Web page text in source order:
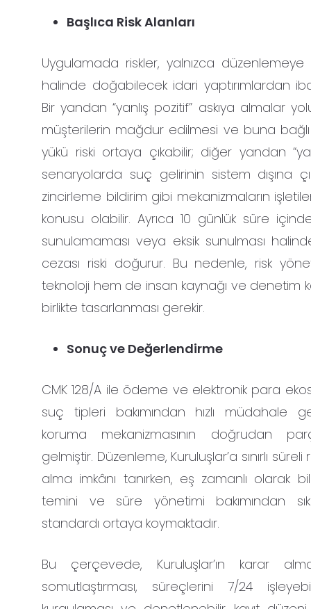
Başlıca Risk Alanları
Uygulamada riskler, yalnızca düzenlemeye
halinde doğabilecek idari yaptırımlardan
Bir yandan “yanlış pozitif” askıya almalar
müşterilerin mağdur edilmesi ve buna
yükü riski ortaya çıkabilir; diğer yandan
senaryolarda suç gelirinin sistem dışına
zincirleme bildirim gibi mekanizmaların
konusu olabilir. Ayrıca 10 günlük süre
sunulamaması veya eksik sunulması
cezası riski doğurur. Bu nedenle, risk
teknoloji hem de insan kaynağı ve denetim
birlikte tasarlanması gerekir.
Sonuç ve Değerlendirme
CMK 128/A ile ödeme ve elektronik para
suç tipleri bakımından hızlı müdahale
koruma mekanizmasının doğrudan
gelmiştir. Düzenleme, Kuruluşlar’a sınırlı süreli
alma imkânı tanırken, eş zamanlı olarak
temini ve süre yönetimi bakımından
standardı ortaya koymaktadır.
Bu çerçevede, Kuruluşlar’ın karar
somutlaştırması, süreçlerini 7/24